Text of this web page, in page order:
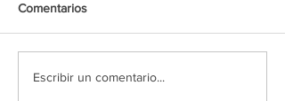
Comentarios
Escribir un comentario...